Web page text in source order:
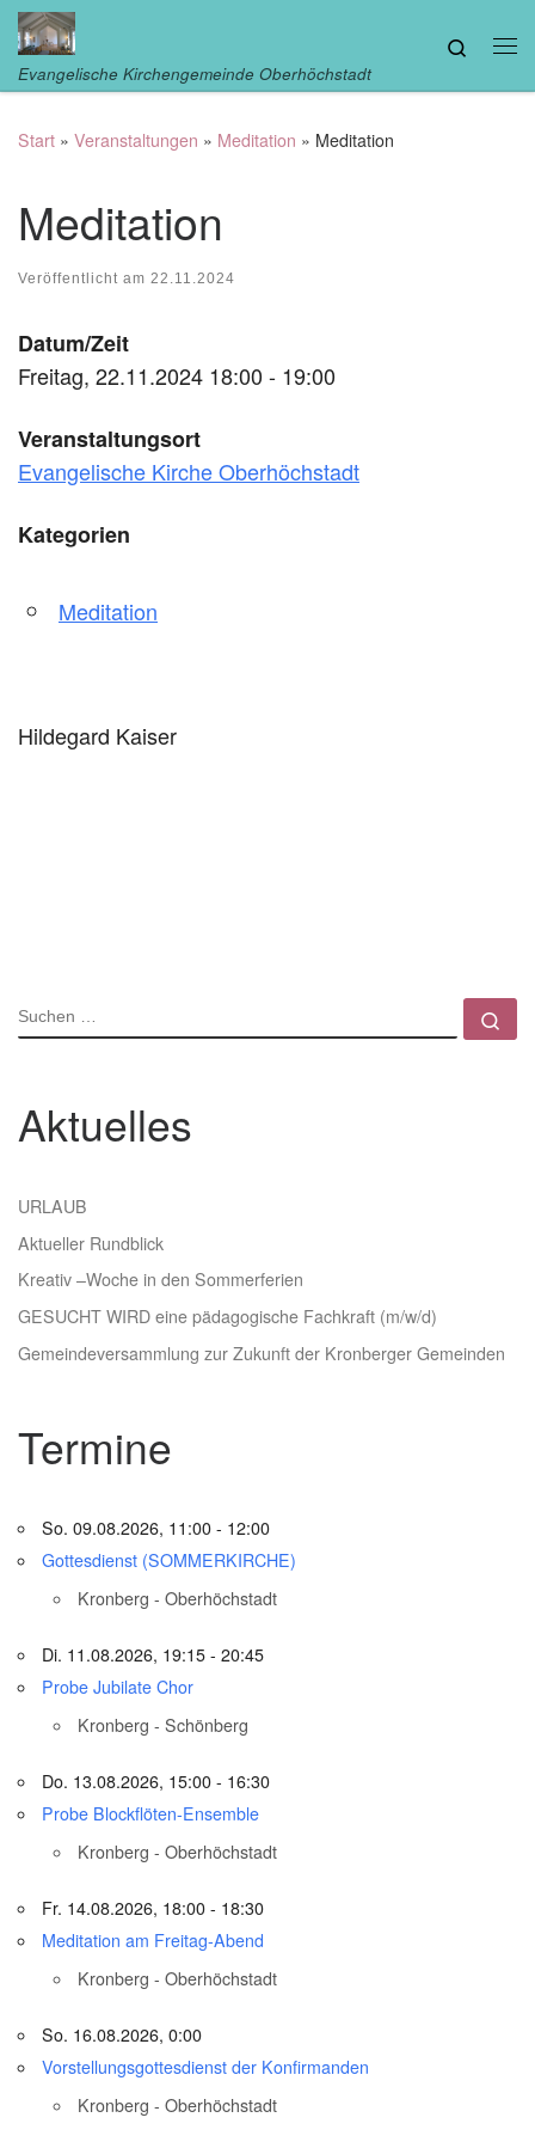
Zum Inhalt springen
Evangelische Kirchengemeinde Oberhöchstadt
Search
Start » Veranstaltungen » Meditation » Meditation
Meditation
Veröffentlicht am 22.11.2024
Datum/Zeit
Freitag, 22.11.2024 18:00 - 19:00
Veranstaltungsort
Evangelische Kirche Oberhöchstadt
Kategorien
Meditation
Hildegard Kaiser
SUCHE
Aktuelles
URLAUB
Aktueller Rundblick
Kreativ –Woche in den Sommerferien
GESUCHT WIRD eine pädagogische Fachkraft (m/w/d)
Gemeindeversammlung zur Zukunft der Kronberger Gemeinden
Termine
So. 09.08.2026, 11:00 - 12:00
Gottesdienst (SOMMERKIRCHE)
Kronberg - Oberhöchstadt
Di. 11.08.2026, 19:15 - 20:45
Probe Jubilate Chor
Kronberg - Schönberg
Do. 13.08.2026, 15:00 - 16:30
Probe Blockflöten-Ensemble
Kronberg - Oberhöchstadt
Fr. 14.08.2026, 18:00 - 18:30
Meditation am Freitag-Abend
Kronberg - Oberhöchstadt
So. 16.08.2026, 0:00
Vorstellungsgottesdienst der Konfirmanden
Kronberg - Oberhöchstadt